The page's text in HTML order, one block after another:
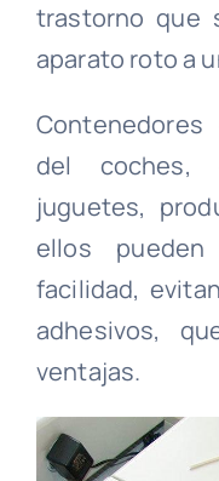
trastorno que
aparato roto a
Contenedores
del coches,
juguetes,
ellos
facilidad,
adhesivos,
ventajas.